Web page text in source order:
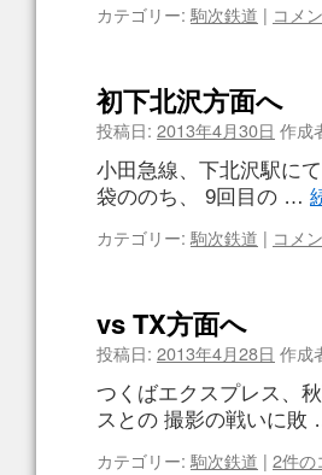
カテゴリー: 駒次鉄道 | コメ
初下北沢方面へ
投稿日: 2013年4月30日 作成
小田急線、下北沢駅に
袋ののち、 9回目の …
カテゴリー: 駒次鉄道 | コメ
vs TX方面へ
投稿日: 2013年4月28日 作成
つくばエクスプレス、
スとの 撮影の戦いに敗
カテゴリー: 駒次鉄道 | 2件の